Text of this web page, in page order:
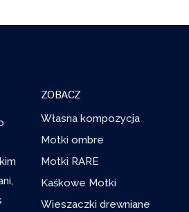
ZOBACZ
Własna kompozycja
Motki ombre
Motki RARE
Kaśkowe Motki
Wieszaczki drewniane